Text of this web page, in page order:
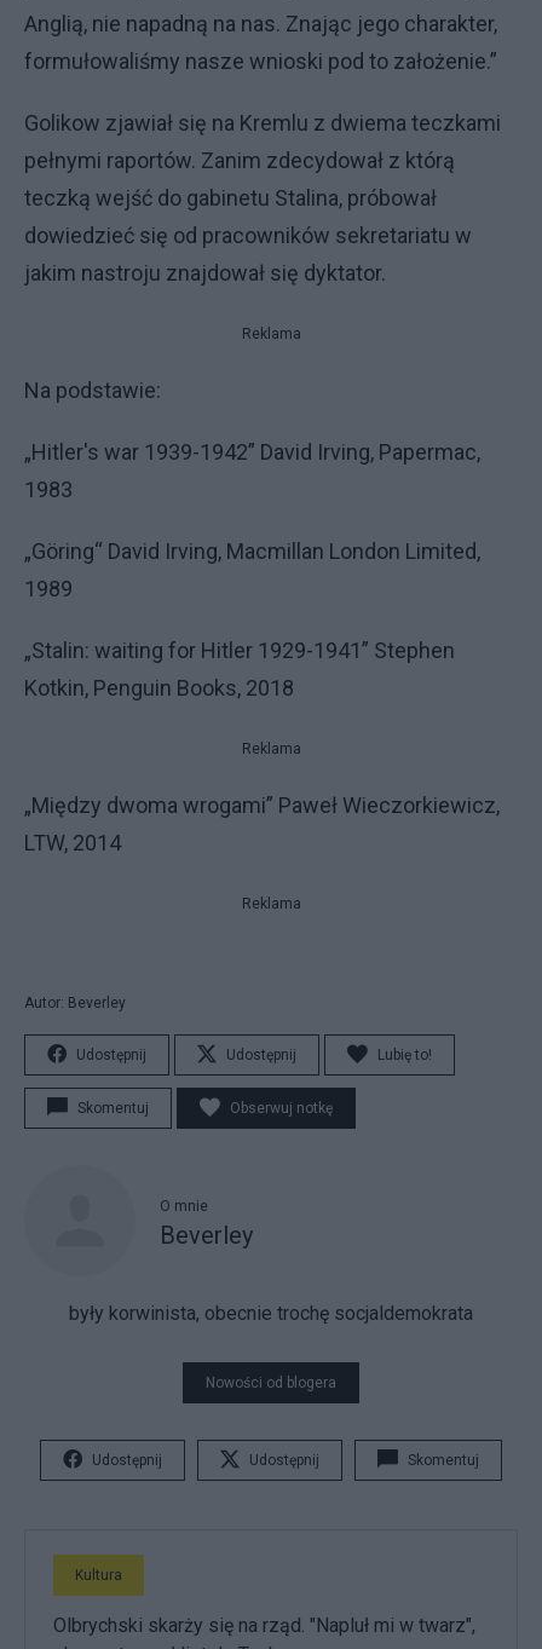
Anglią, nie napadną na nas. Znając jego charakter,
formułowaliśmy nasze wnioski pod to założenie.”
Golikow zjawiał się na Kremlu z dwiema teczkami
pełnymi raportów. Zanim zdecydował z którą
teczką wejść do gabinetu Stalina, próbował
dowiedzieć się od pracowników sekretariatu w
jakim nastroju znajdował się dyktator.
Reklama
Na podstawie:
„Hitler's war 1939-1942” David Irving, Papermac,
1983
„Göring“ David Irving, Macmillan London Limited,
1989
„Stalin: waiting for Hitler 1929-1941” Stephen
Kotkin, Penguin Books, 2018
Reklama
„Między dwoma wrogami” Paweł Wieczorkiewicz,
LTW, 2014
Reklama
Autor: Beverley
Udostępnij Udostępnij Lubię to!
Skomentuj Obserwuj notkę
O mnie
Beverley
były korwinista, obecnie trochę socjaldemokrata
Nowości od blogera
Udostępnij Udostępnij Skomentuj
Kultura
Olbrychski skarży się na rząd. "Napluł mi w twarz",